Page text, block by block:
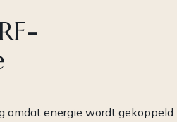
omdat energie wordt gekoppeld